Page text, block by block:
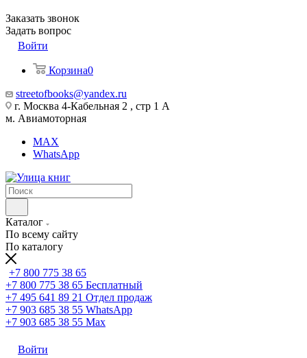
Заказать звонок
Задать вопрос
Войти
Корзина0
streetofbooks@yandex.ru
г. Москва 4-Кабельная 2 , стр 1 А
м. Авиамоторная
MAX
WhatsApp
Каталог
По всему сайту
По каталогу
+7 800 775 38 65
+7 800 775 38 65 Бесплатный
+7 495 641 89 21 Отдел продаж
+7 903 685 38 55 WhatsApp
+7 903 685 38 55 Max
Войти